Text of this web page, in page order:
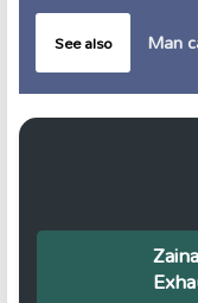
See also Man